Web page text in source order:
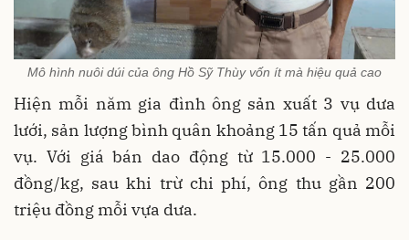
Mô hình nuôi dúi của ông Hồ Sỹ Thùy vốn ít mà hiệu quả cao
Hiện mỗi năm gia đình ông sản xuất 3 vụ dưa
lưới, sản lượng bình quân khoảng 15 tấn quả mỗi
vụ. Với giá bán dao động từ 15.000 - 25.000
đồng/kg, sau khi trừ chi phí, ông thu gần 200
triệu đồng mỗi vựa dưa.